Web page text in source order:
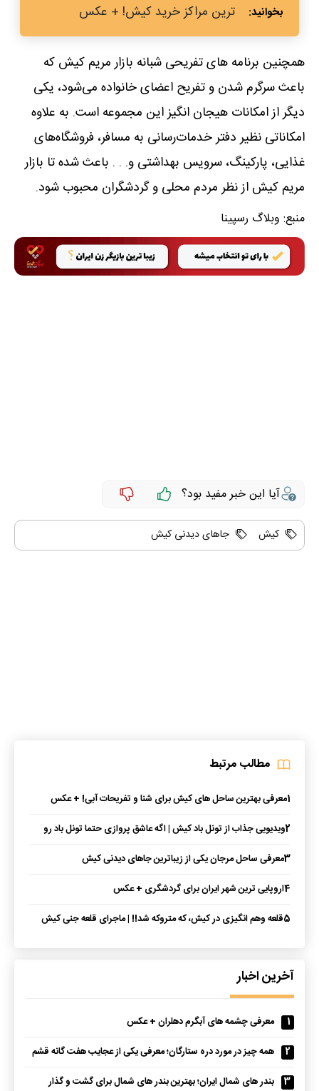
ترین مراکز خرید کیش! + عکس
همچنین برنامه‌ های تفریحی شبانه بازار مریم کیش که
باعث سرگرم شدن و تفریح اعضای خانواده می‌شود، یکی
دیگر از امکانات هیجان‌ انگیز این مجموعه است. به علاوه
امکاناتی نظیر دفتر خدمات‌رسانی به مسافر، فروشگاه‌های
غذایی، پارکینگ، سرویس بهداشتی و. . . باعث شده تا بازار
مریم کیش از نظر مردم محلی و گردشگران محبوب شود.
منبع: وبلاگ رسپینا
آیا این خبر مفید بود؟
کیش جاهای دیدنی کیش
مطالب مرتبط
1معرفی بهترین ساحل های کیش برای شنا و تفریحات آبی! + عکس
2ویدیویی جذاب از تونل باد کیش | اگه عاشق پروازی حتما تونل باد رو
3معرفی ساحل مرجان یکی از زیباترین جاهای دیدنی کیش
4اروپایی‌ ترین شهر ایران برای گردشگری + عکس
5قلعه وهم انگیزی در کیش، که متروکه شد!! | ماجرای قلعه جنی کیش
آخرین اخبار
1
معرفی چشمه های آبگرم دهلران + عکس
2
همه چیز در مورد دره ستارگان؛ معرفی یکی از عجایب هفت گانه قشم
3
بندر های شمال ایران؛ بهترین بندر های شمال برای گشت و گذار